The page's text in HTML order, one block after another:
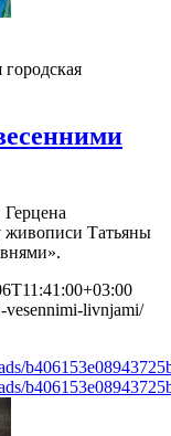
живописи Татьяны
vesennimi-livnjami/